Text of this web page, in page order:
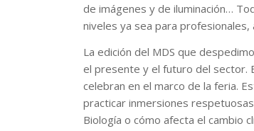
de imágenes y de iluminación…
niveles ya sea para
La edición del MDS que
el presente y el futuro del sector.
celebran en el marco de la feria.
practicar inmersiones
Biología o cómo afecta el cambio